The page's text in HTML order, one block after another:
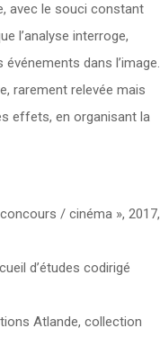
avec le souci constant
l’analyse interroge,
dans l’image.
rarement relevée mais
effets, en organisant la
/ cinéma », 2017,
d’études codirigé
Atlande, collection